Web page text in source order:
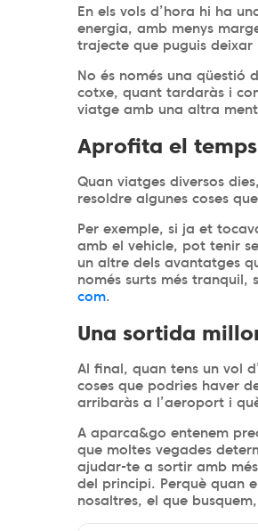
En els vols d’hora hi ha
energia, amb menys
trajecte que puguis deixar
No és només una qüestió
cotxe, quant tardaràs i
viatge amb una altra
Aprofita el
Quan viatges diversos
resoldre algunes coses
Per exemple, si ja et
amb el vehicle, pot tenir
un altre dels avantatges
només surts més tranquil,
com.
Una sortida
Al final, quan tens un vol
coses que podries haver
arribaràs a l’aeroport i
A aparca&go entenem
que moltes vegades
ajudar-te a sortir amb
del principi. Perquè quan
nosaltres, el que